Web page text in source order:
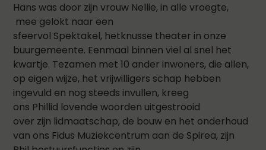
Hans was door zijn vrouw Nellie, in alle vroegte,
mee gelokt naar een
sfeervol Spektakel, hetknusse theater in onze
buurgemeente. Eenmaal binnen viel al snel het
kwartje. Tezamen met 10 ander inwoners, die allen,
op eigen wijze, het vrijwilligers schap hebben
ingevuld en nog steeds invullen, kreeg
ons Phillid lovende woorden uitgestrooid
over zijn lidmaatschap, de bouw en het onderhoud
van ons Fidus Muziekcentrum aan de Spirea, zijn